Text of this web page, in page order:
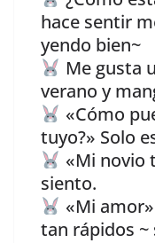
hace sentir
yendo bien~
Me gusta
verano y
«Cómo
tuyo?» Solo
«Mi novio
siento.
«Mi
tan rápidos ~